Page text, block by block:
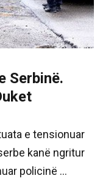
Serbinë.
e tensionuar
kanë ngritur
policinë ...